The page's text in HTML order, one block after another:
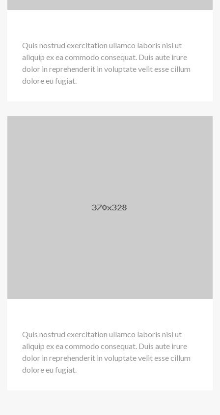
Quis nostrud exercitation ullamco laboris nisi ut
aliquip ex ea commodo consequat. Duis aute irure
dolor in reprehenderit in voluptate velit esse cillum
dolore eu fugiat.
Quis nostrud exercitation ullamco laboris nisi ut
aliquip ex ea commodo consequat. Duis aute irure
dolor in reprehenderit in voluptate velit esse cillum
dolore eu fugiat.